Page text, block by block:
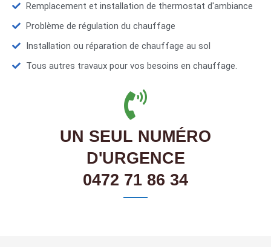
Remplacement et installation de thermostat d'ambiance
Problème de régulation du chauffage
Installation ou réparation de chauffage au sol
Tous autres travaux pour vos besoins en chauffage.
UN SEUL NUMÉRO
D'URGENCE
0472 71 86 34